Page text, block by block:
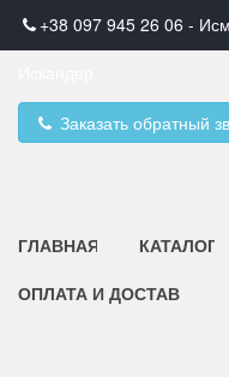
+38 097 945 26 06 -
Заказать обратный
ГЛАВНАЯ КАТАЛОГ
ОПЛАТА И ДОСТАВКА